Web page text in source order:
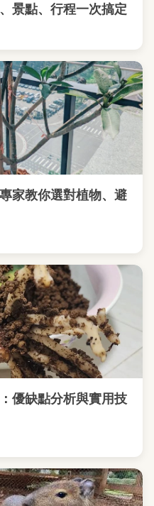
景點、行程一次搞定
家教你選對植物、避
優缺點分析與實用技